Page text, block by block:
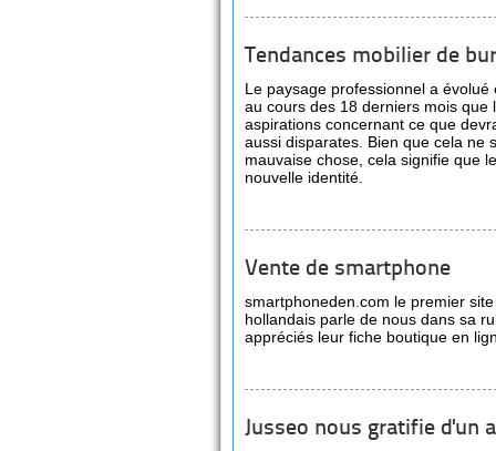
Tendances mobilier de
Le paysage professionnel a
au cours des 18 derniers mois que
aspirations concernant ce que
aussi disparates. Bien que cela ne
mauvaise chose, cela signifie que
nouvelle identité.
Vente de smartphone
smartphoneden.com le premier
hollandais parle de nous dans sa
appréciés leur fiche boutique en
Jusseo nous gratifie d'un